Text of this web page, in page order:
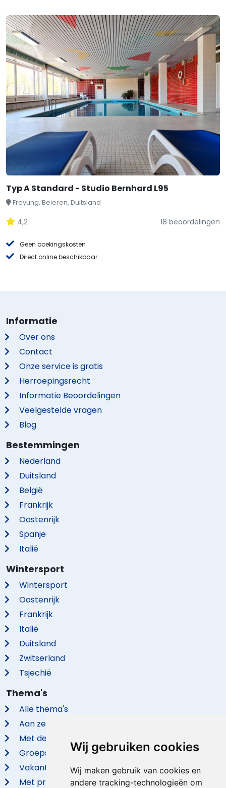
Wij gebruiken cookies
Wij maken gebruik van cookies en
andere tracking-technologieën om
Typ A Standard - Studio Bernhard L95
Freyung, Beieren, Duitsland
4,2 18 beoordelingen
Geen boekingskosten
Direct online beschikbaar
Informatie
Over ons
Contact
Onze service is gratis
Herroepingsrecht
Informatie Beoordelingen
Veelgestelde vragen
Blog
Bestemmingen
Nederland
Duitsland
België
Frankrijk
Oostenrijk
Spanje
Italië
Wintersport
Wintersport
Oostenrijk
Frankrijk
Italië
Duitsland
Zwitserland
Tsjechië
Thema's
Alle thema's
Aan zee
Met de hond
Groepsaccommodaties
Vakantieparken
Met privé zwembad